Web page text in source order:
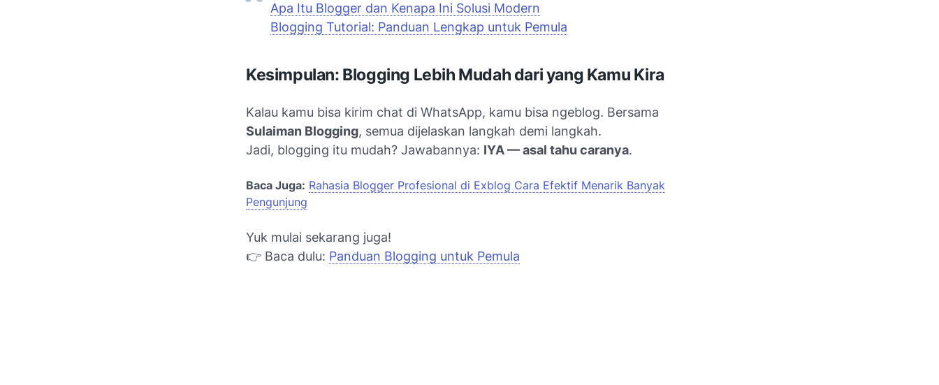
Apa Itu Blogger dan Kenapa Ini Solusi Modern
Blogging Tutorial: Panduan Lengkap untuk Pemula
Kesimpulan: Blogging Lebih Mudah dari yang Kamu Kira
Kalau kamu bisa kirim chat di WhatsApp, kamu bisa ngeblog. Bersama
Sulaiman Blogging, semua dijelaskan langkah demi langkah.
Jadi, blogging itu mudah? Jawabannya: IYA — asal tahu caranya.
Baca Juga: Rahasia Blogger Profesional di Exblog Cara Efektif Menarik Banyak
Pengunjung
Yuk mulai sekarang juga!
👉 Baca dulu: Panduan Blogging untuk Pemula